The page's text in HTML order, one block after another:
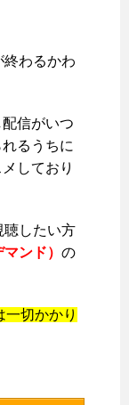
終わるかわ
信がいつ
るうちに
しており
聴したい方
ンド） の
切かかり